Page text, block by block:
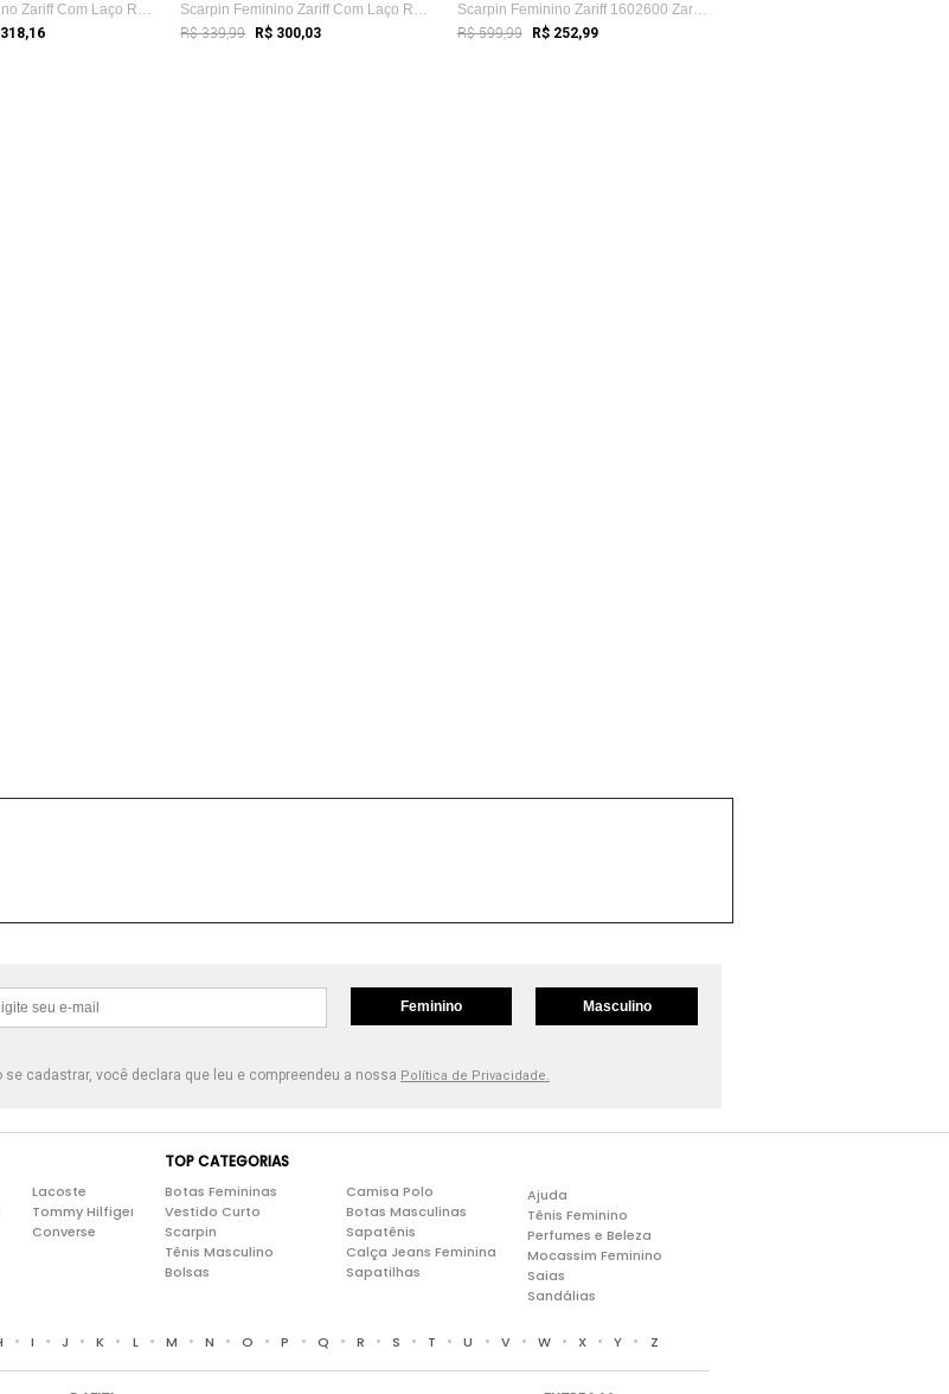
Scarpin Feminino Zariff Com Laço Removív...
Scarpin Feminino Zariff Com Laço Removív...
R$ 339,99 R$ 300,03
Scarpin Feminino Zariff 1602600 Zariff Prata
R$ 599,99 R$ 252,99
Feminino Masculino
se cadastrar, você declara que leu e compreendeu a nossa Política de Privacidade.
Lacoste
Tommy Hilfiger
Converse
TOP CATEGORIAS
Botas Femininas
Vestido Curto
Scarpin
Tênis Masculino
Bolsas
Camisa Polo
Botas Masculinas
Sapatênis
Calça Jeans Feminina
Sapatilhas
Ajuda
Tênis Feminino
Perfumes e Beleza
Mocassim Feminino
Saias
Sandálias
• I • J • K • L • M • N • O • P • Q • R • S • T • U • V • W • X • Y • Z